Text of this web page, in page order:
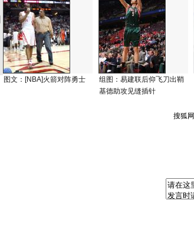
图文：[NBA]火箭对阵勇士
组图：易建联后仰飞刀出鞘
基德助攻见缝插针